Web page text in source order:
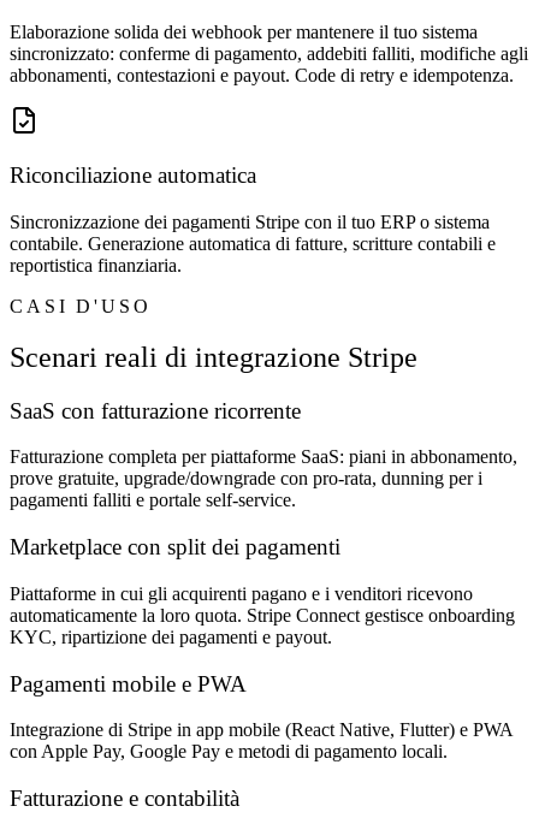
Elaborazione solida dei webhook per mantenere il tuo sistema
sincronizzato: conferme di pagamento, addebiti falliti, modifiche agli
abbonamenti, contestazioni e payout. Code di retry e idempotenza.
Riconciliazione automatica
Sincronizzazione dei pagamenti Stripe con il tuo ERP o sistema
contabile. Generazione automatica di fatture, scritture contabili e
reportistica finanziaria.
CASI D'USO
Scenari reali di integrazione Stripe
SaaS con fatturazione ricorrente
Fatturazione completa per piattaforme SaaS: piani in abbonamento,
prove gratuite, upgrade/downgrade con pro-rata, dunning per i
pagamenti falliti e portale self-service.
Marketplace con split dei pagamenti
Piattaforme in cui gli acquirenti pagano e i venditori ricevono
automaticamente la loro quota. Stripe Connect gestisce onboarding
KYC, ripartizione dei pagamenti e payout.
Pagamenti mobile e PWA
Integrazione di Stripe in app mobile (React Native, Flutter) e PWA
con Apple Pay, Google Pay e metodi di pagamento locali.
Fatturazione e contabilità